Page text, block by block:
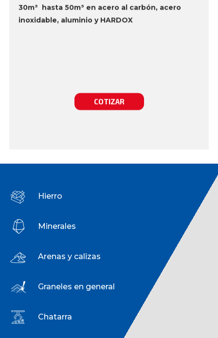
30m³ hasta 50m³ en acero al carbón, acero
inoxidable, aluminio y HARDOX
COTIZAR
Hierro
Minerales
Arenas y calizas
Graneles en general
Chatarra